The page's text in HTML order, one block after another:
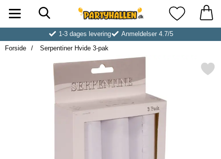
Startside for Partyhallen AB Mine
1-3 dages levering
Anmeldelser 4.7/5
Forside
Serpentiner Hvide 3-pak
Markér serpentiner